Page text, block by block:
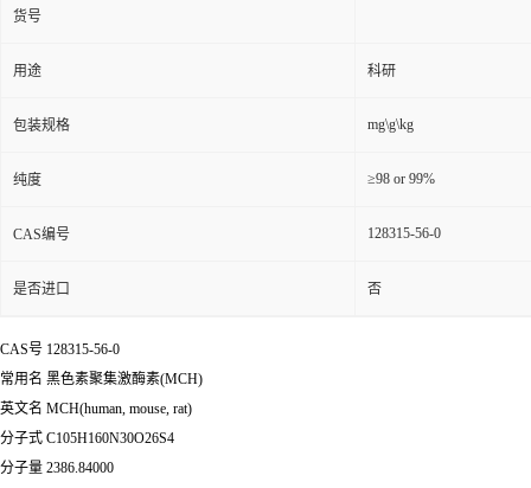
货号
用途 科研
包装规格 mg\g\kg
纯度 ≥98 or 99%
CAS编号 128315-56-0
是否进口 否
CAS号 128315-56-0
常用名 黑色素聚集激酶素(MCH)
英文名 MCH(human, mouse, rat)
分子式 C105H160N30O26S4
分子量 2386.84000